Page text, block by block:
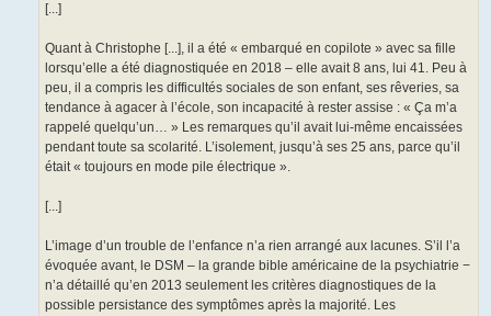
[...]
Quant à Christophe [...], il a été « embarqué en copilote » avec sa fille
lorsqu’elle a été diagnostiquée en 2018 – elle avait 8 ans, lui 41. Peu à
peu, il a compris les difficultés sociales de son enfant, ses rêveries, sa
tendance à agacer à l’école, son incapacité à rester assise : « Ça m’a
rappelé quelqu’un… » Les remarques qu’il avait lui-même encaissées
pendant toute sa scolarité. L’isolement, jusqu’à ses 25 ans, parce qu’il
était « toujours en mode pile électrique ».
[...]
L’image d’un trouble de l’enfance n’a rien arrangé aux lacunes. S’il l’a
évoquée avant, le DSM – la grande bible américaine de la psychiatrie −
n’a détaillé qu’en 2013 seulement les critères diagnostiques de la
possible persistance des symptômes après la majorité. Les